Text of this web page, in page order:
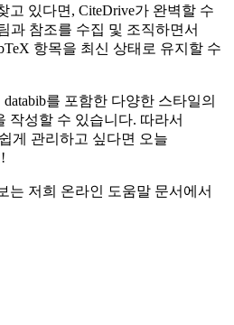
고 있다면, CiteDrive가 완벽할 수
과 참조를 수집 및 조직하면서
항목을 최신 상태로 유지할 수
를 포함한 다양한 스타일의
작성할 수 있습니다. 따라서
게 관리하고 싶다면 오늘
는 저희 온라인 도움말 문서에서